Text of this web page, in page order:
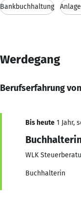
Bankbuchhaltung
Werdegang
Berufserfahrung
Bis heute 1 Jahr,
WLK
Buchhalterin